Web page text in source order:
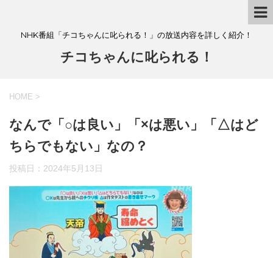
NHK番組「チコちゃんに叱られる！」の放送内容を詳しく紹介！
チコちゃんに叱られる！
HOME >
なんで「○は良い」「×は悪い」「△はど
ちらでもない」なの？
投稿日： 2024年5月13日